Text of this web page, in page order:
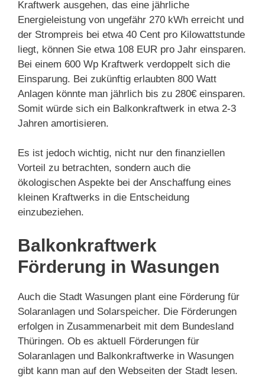
Kraftwerk ausgehen, das eine jährliche
Energieleistung von ungefähr 270 kWh erreicht und
der Strompreis bei etwa 40 Cent pro Kilowattstunde
liegt, können Sie etwa 108 EUR pro Jahr einsparen.
Bei einem 600 Wp Kraftwerk verdoppelt sich die
Einsparung. Bei zukünftig erlaubten 800 Watt
Anlagen könnte man jährlich bis zu 280€ einsparen.
Somit würde sich ein Balkonkraftwerk in etwa 2-3
Jahren amortisieren.
Es ist jedoch wichtig, nicht nur den finanziellen
Vorteil zu betrachten, sondern auch die
ökologischen Aspekte bei der Anschaffung eines
kleinen Kraftwerks in die Entscheidung
einzubeziehen.
Balkonkraftwerk
Förderung in Wasungen
Auch die Stadt Wasungen plant eine Förderung für
Solaranlagen und Solarspeicher. Die Förderungen
erfolgen in Zusammenarbeit mit dem Bundesland
Thüringen. Ob es aktuell Förderungen für
Solaranlagen und Balkonkraftwerke in Wasungen
gibt kann man auf den Webseiten der Stadt lesen.